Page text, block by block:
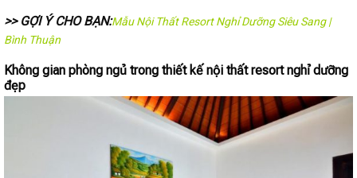
>> GỢI Ý CHO BẠN:Mẫu Nội Thất Resort Nghỉ Dưỡng Siêu Sang |
Bình Thuận
Không gian phòng ngủ trong thiết kế nội thất resort nghỉ dưỡng
đẹp